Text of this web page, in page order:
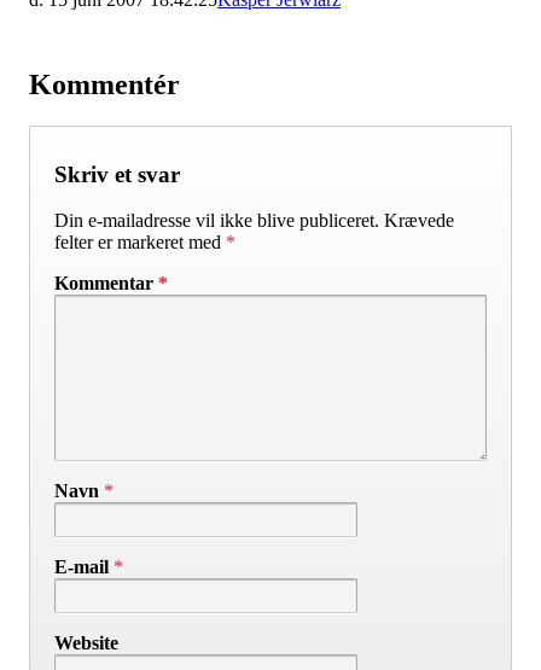
Kommentér
Skriv et svar
Din e-mailadresse vil ikke blive publiceret. Krævede
felter er markeret med *
Kommentar *
Navn *
E-mail *
Website